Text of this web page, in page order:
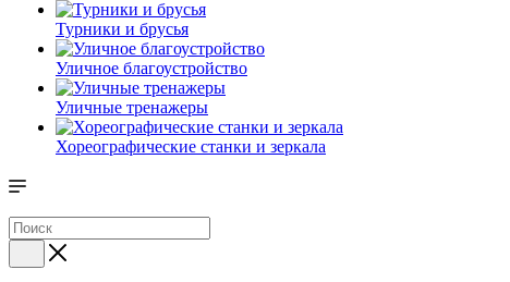
Турники и брусья
Уличное благоустройство
Уличные тренажеры
Хореографические станки и зеркала